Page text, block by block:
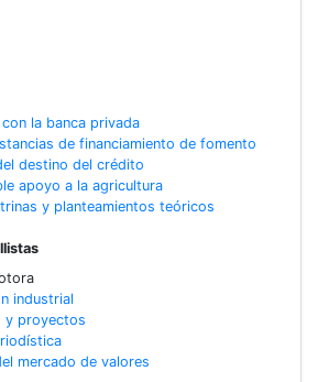
la banca privada
de financiamiento de fomento
destino del crédito
apoyo a la agricultura
y planteamientos teóricos
industrial
y proyectos
mercado de valores